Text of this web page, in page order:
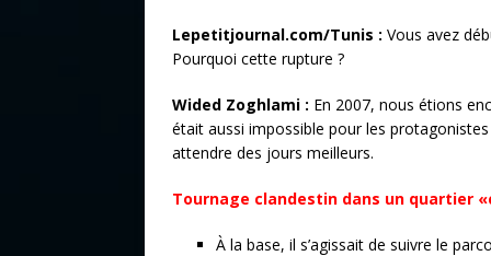
Lepetitjournal.com/Tunis : Vous avez
Pourquoi cette rupture ?
Wided Zoghlami : En 2007, nous étions
était aussi impossible pour les
attendre des jours meilleurs.
Tournage clandestin dans un quartier
À la base, il s’agissait de suivre le